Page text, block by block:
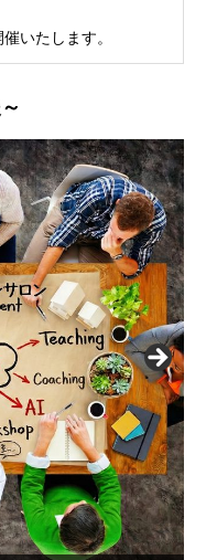
いたします。